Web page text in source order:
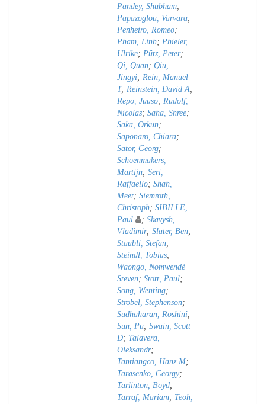
Pandey, Shubham;
Papazoglou, Varvara;
Penheiro, Romeo;
Pham, Linh; Phieler,
Ulrike; Pütz, Peter;
Qi, Quan; Qiu,
Jingyi; Rein, Manuel
T; Reinstein, David A;
Repo, Juuso; Rudolf,
Nicolas; Saha, Shree;
Saka, Orkun;
Saponaro, Chiara;
Sator, Georg;
Schoenmakers,
Martijn; Seri,
Raffaello; Shah,
Meet; Siemroth,
Christoph; SIBILLE,
Paul
; Skavysh,
Vladimir; Slater, Ben;
Staubli, Stefan;
Steindl, Tobias;
Waongo, Nomwendé
Steven; Stott, Paul;
Song, Wenting;
Strobel, Stephenson;
Sudhaharan, Roshini;
Sun, Pu; Swain, Scott
D; Talavera,
Oleksandr;
Tantiangco, Hanz M;
Tarasenko, Georgy;
Tarlinton, Boyd;
Tarraf, Mariam; Teoh,